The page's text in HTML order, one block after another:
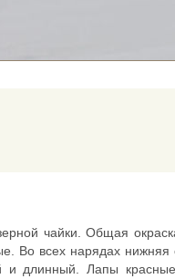
чайки. Общая
Во всех нарядах нижняя
и длинный. Лапы